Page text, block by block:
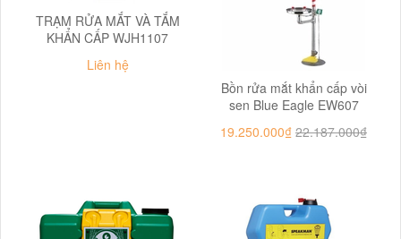
TRẠM RỬA MẮT VÀ TẮM
KHẨN CẤP WJH1107
Liên hệ
Bồn rửa mắt khẩn cấp vòi
sen Blue Eagle EW607
19.250.000₫ 22.187.000₫